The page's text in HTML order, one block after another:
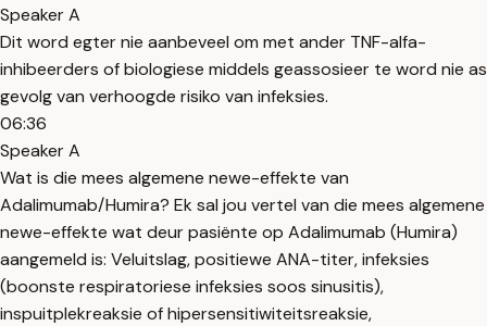
Speaker A
Dit word egter nie aanbeveel om met ander TNF-alfa-
inhibeerders of biologiese middels geassosieer te word nie as
gevolg van verhoogde risiko van infeksies.
06:36
Speaker A
Wat is die mees algemene newe-effekte van
Adalimumab/Humira? Ek sal jou vertel van die mees algemene
newe-effekte wat deur pasiënte op Adalimumab (Humira)
aangemeld is: Veluitslag, positiewe ANA-titer, infeksies
(boonste respiratoriese infeksies soos sinusitis),
inspuitplekreaksie of hipersensitiwiteitsreaksie,